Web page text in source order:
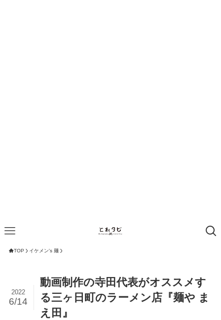
TOP イケメン's 麺
動画制作の寺田代表がオススメす
る三ヶ日町のラーメン店『麺や ま
え田』
2022
6/14